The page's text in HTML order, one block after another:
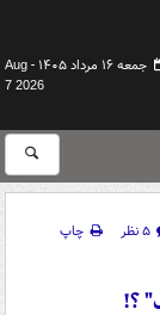
جمعه ۱۶ مرداد ۱۴۰۵ -
Aug
7 2026
۵ نظر
چاپ
؟!